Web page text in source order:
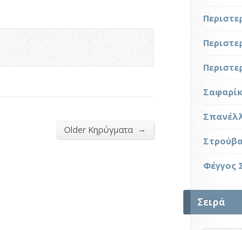
Older Κηρύγματα →
Φέγγος
Σειρά